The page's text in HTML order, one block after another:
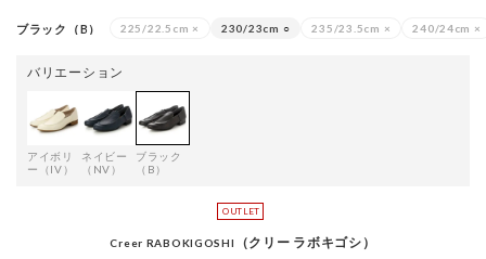
ブラック（B） 225/22.5cm × 230/23cm ○ 235/23.5cm × 240/24cm ×
バリエーション
アイボリ
ー（IV）
ネイビー
（NV）
ブラック
（B）
Creer RABOKIGOSHI （クリー ラボキゴシ）